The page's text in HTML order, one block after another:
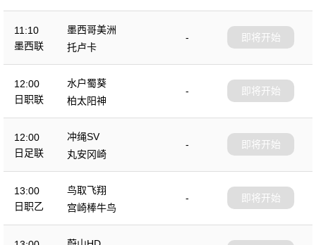
11:10
墨西联
墨西哥美洲
-
托卢卡
即将开始
12:00
日职联
水户蜀葵
-
柏太阳神
即将开始
12:00
日足联
冲绳SV
-
丸安冈崎
即将开始
13:00
日职乙
鸟取飞翔
-
宫崎棒牛鸟
即将开始